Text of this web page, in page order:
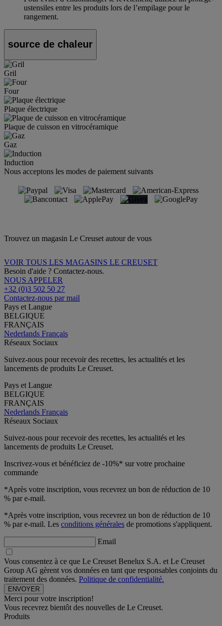
ustensiles entre les produits lors de l’empilage pour le
rangement.
source de chaleur
Gril
Four
Plaque électrique
Plaque de cuisson en vitrocéramique
Gaz
Induction
Nous acceptons les modes de paiement suivants
Trouvez un magasin Le Creuset autour de vous
VOIR TOUS LES MAGASINS LE CREUSET
Besoin d'aide ? Contactez-nous.
NOUS APPELER
+32 (0)3 502 50 27
Contactez-nous par mail
Pays et Langue
BELGIQUE
FRANÇAIS
Nederlands Français
Réseaux Sociaux
Suivez-nous pour recevoir des recettes, les actualités et les
lancements de produits Le Creuset.
Pays et Langue
BELGIQUE
FRANÇAIS
Nederlands Français
Réseaux Sociaux
Suivez-nous pour recevoir des recettes, les actualités et les
lancements de produits Le Creuset.
Inscrivez-vous et bénéficiez de -10%* sur votre prochaine
commande
*Après votre inscription, vous recevrez un bon de réduction de 10
% par e-mail.
*Après votre inscription, vous recevrez un bon de réduction de 10
% par e-mail. Les conditions générales de promotions s'appliquent.
Email
Vous consentez à ce que Le Creuset Benelux S.A. et Le Creuset
Group AG gèrent vos données en tant que responsables conjoints du
traitement des données. Politique de confidentialité.
Merci pour votre inscription!
Vous recevrez bientôt des nouvelles de Le Creuset.
Produits